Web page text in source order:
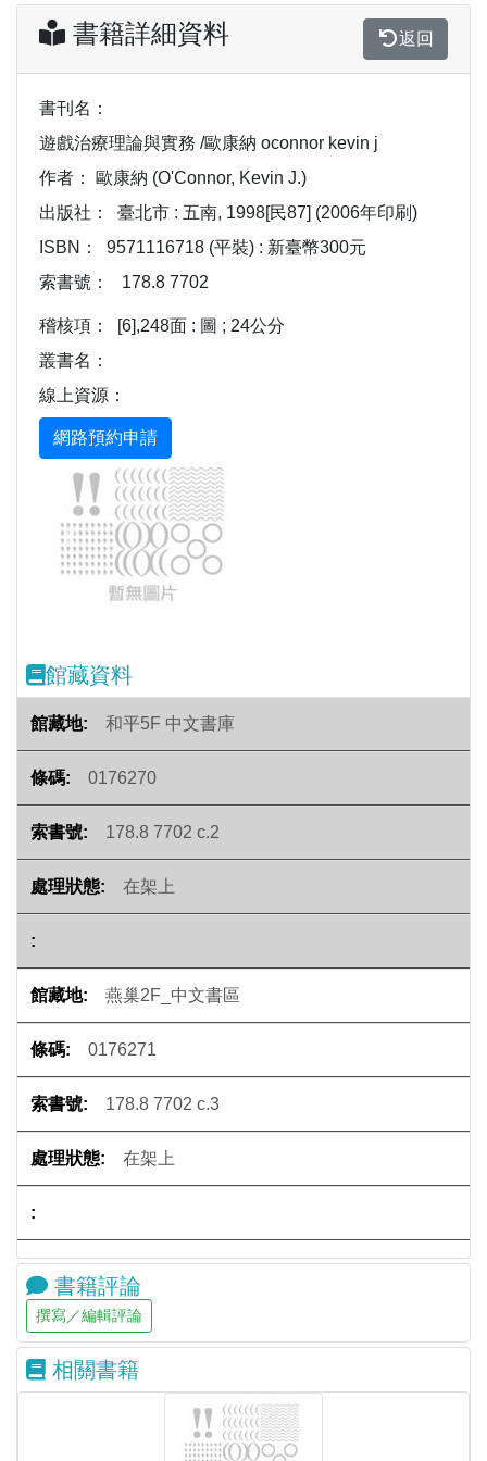
書籍詳細資料 返回
書刊名：
遊戲治療理論與實務 /歐康納 oconnor kevin j
作者：
歐康納 (O'Connor, Kevin J.)
出版社：
臺北市 : 五南, 1998[民87] (2006年印刷)
ISBN：
9571116718 (平裝) : 新臺幣300元
索書號：
178.8 7702
稽核項：
[6],248面 : 圖 ; 24公分
叢書名：
線上資源：
Previous
館藏資料
和平5F 中文書庫
0176270
178.8 7702 c.2
在架上
燕巢2F_中文書區
0176271
178.8 7702 c.3
在架上
書籍評論
相關書籍